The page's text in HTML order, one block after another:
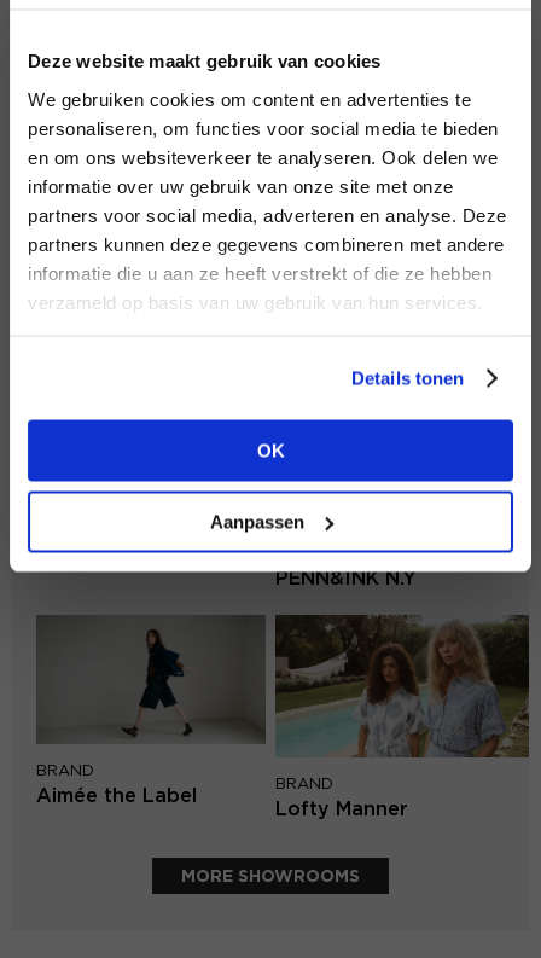
Deze website maakt gebruik van cookies
We gebruiken cookies om content en advertenties te
personaliseren, om functies voor social media te bieden
en om ons websiteverkeer te analyseren. Ook delen we
informatie over uw gebruik van onze site met onze
partners voor social media, adverteren en analyse. Deze
partners kunnen deze gegevens combineren met andere
informatie die u aan ze heeft verstrekt of die ze hebben
verzameld op basis van uw gebruik van hun services.
Details tonen
OK
Aanpassen
LOGIN
Password
LOGIN
NO ACCOUNT YET?
DON’T HAVE AN ACCOUNT
YET?
view the other options.
VIEW ALL OPTIONS
Mos Mosh
BRAND
Circle of Trust
BRAND
BRAND
PENN&INK N.Y
BRAND
Aimée the Label
BRAND
Lofty Manner
MORE SHOWROOMS